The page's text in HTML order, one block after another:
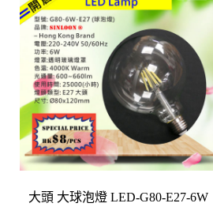
大頭 大球泡燈 LED-G80-E27-6W